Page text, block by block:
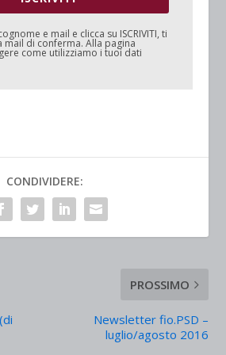
e mail e clicca su ISCRIVITI, ti
mail di conferma. Alla pagina
come utilizziamo i tuoi dati
CONDIVIDERE:
PROSSIMO
Newsletter fio.PSD –
luglio/agosto 2016